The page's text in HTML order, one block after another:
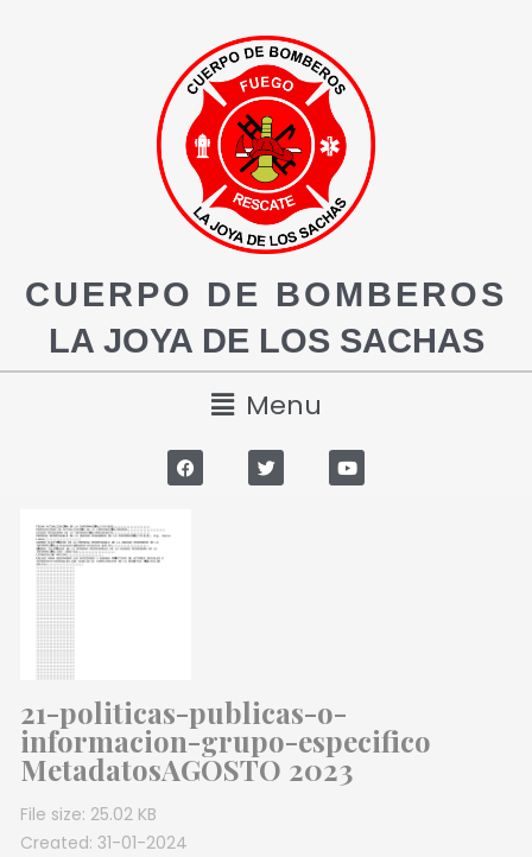
CUERPO DE BOMBEROS
LA JOYA DE LOS SACHAS
Menu
21-politicas-publicas-o-
informacion-grupo-especifico
MetadatosAGOSTO 2023
File size: 25.02 KB
Created: 31-01-2024